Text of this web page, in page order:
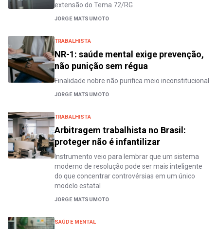
extensão do Tema 72/RG
JORGE MATSUMOTO
TRABALHISTA
NR-1: saúde mental exige prevenção,
não punição sem régua
Finalidade nobre não purifica meio inconstitucional
JORGE MATSUMOTO
TRABALHISTA
Arbitragem trabalhista no Brasil:
proteger não é infantilizar
Instrumento veio para lembrar que um sistema
moderno de resolução pode ser mais inteligente
do que concentrar controvérsias em um único
modelo estatal
JORGE MATSUMOTO
SAÚDE MENTAL